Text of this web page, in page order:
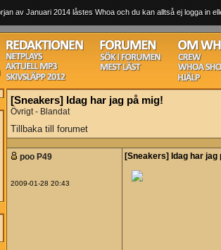
av Januari 2014 låstes Whoa och du kan alltså ej logga in
[Sneakers] Idag har jag på mig!
Övrigt - Blandat
Tillbaka till forumet
poo P49
2009-01-28 20:43
[Sneakers] Idag har jag